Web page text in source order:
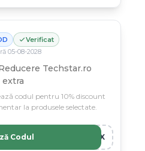
Verificat
05-08-2028
Techstar.ro
extra
codul pentru 10% discount
la produsele selectate.
10X
Codul